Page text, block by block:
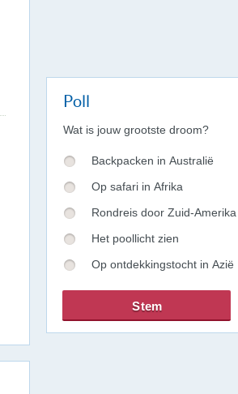
Poll
Wat is jouw grootste droom?
Backpacken in Australië
Op safari in Afrika
Rondreis door Zuid-Amerika
Het poollicht zien
Op ontdekkingstocht in Azië